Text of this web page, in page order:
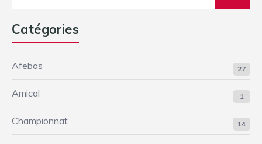
Catégories
Afebas 27
Amical 1
Championnat 14